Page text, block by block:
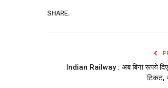
SHARE.
Indian Railway : अब बिना रूपये
टिकट,